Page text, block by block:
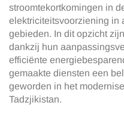
stroomtekortkomingen in
elektriciteitsvoorziening in
gebieden. In dit opzicht
dankzij hun
efficiënte
gemaakte diensten een
geworden in het
Tadzjikistan.